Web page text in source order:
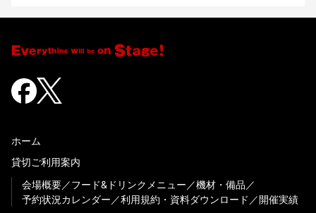
ホーム
貸切ご利用案内
会場概要
フード&ドリンクメニュー
機材・備品
予約状況カレンダー
利用規約・資料ダウンロード 開催実績